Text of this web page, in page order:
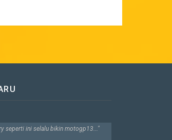
seperti ini selalu bikin motogp13..."